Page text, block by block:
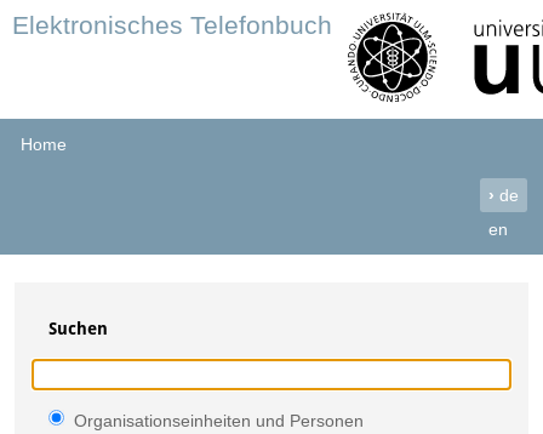
Elektronisches Telefonbuch
Home
› de
en
Suchen
Organisationseinheiten und Personen